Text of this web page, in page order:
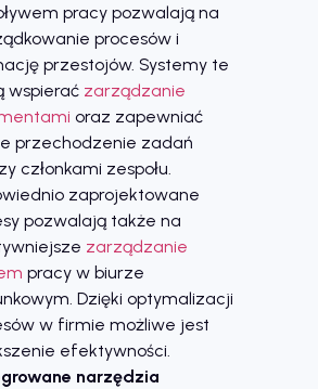
pracy pozwalają na
procesów i
przestojów. Systemy te
wspierać zarządzanie
oraz zapewniać
przechodzenie zadań
członkami zespołu.
zaprojektowane
pozwalają także na
zarządzanie
pracy w biurze
Dzięki optymalizacji
w firmie możliwe jest
efektywności.
narzędzia